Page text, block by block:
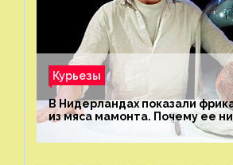
Курьезы
В Нидерландах показали
из мяса мамонта. Почему ее